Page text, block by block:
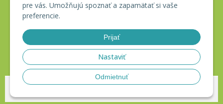
pre vás. Umožňujú spoznať a zapamätať si vaše
preferencie.
Prijať
Nastaviť
Odmietnuť
CERTIFIKÁTY
© 2026 HAKLobchod •tvorba eshopu cez UNIobchod,webhosting